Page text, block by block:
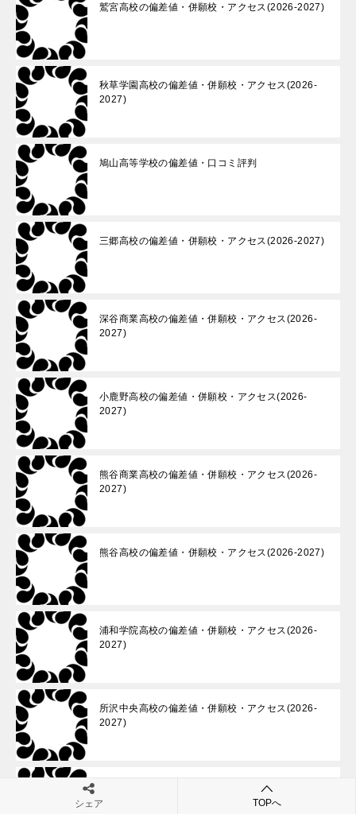
鷲宮高校の偏差値・併願校・アクセス(2026-2027)
秋草学園高校の偏差値・併願校・アクセス(2026-
2027)
鳩山高等学校の偏差値・口コミ評判
三郷高校の偏差値・併願校・アクセス(2026-2027)
深谷商業高校の偏差値・併願校・アクセス(2026-
2027)
小鹿野高校の偏差値・併願校・アクセス(2026-
2027)
熊谷商業高校の偏差値・併願校・アクセス(2026-
2027)
熊谷高校の偏差値・併願校・アクセス(2026-2027)
浦和学院高校の偏差値・併願校・アクセス(2026-
2027)
所沢中央高校の偏差値・併願校・アクセス(2026-
2027)
川口北高校の偏差値・併願校・アクセス(2026-
2027)
シェア TOPへ